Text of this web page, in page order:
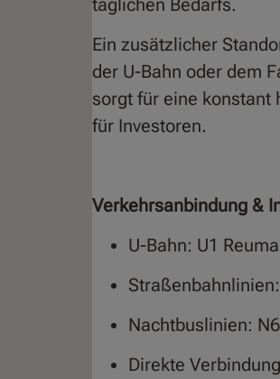
täglichen Bedarfs.
Ein zusätzlicher
der U-Bahn oder dem
sorgt für eine konstant
für Investoren.
Verkehrsanbindung &
U-Bahn: U1
Nachtbuslinien:
Direkte